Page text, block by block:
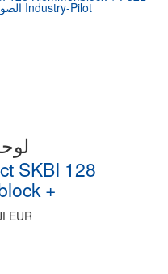
SKBI 128
+
EUR